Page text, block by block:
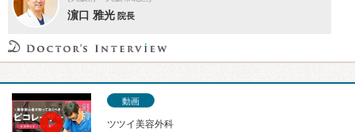
濵口 雅光 院長
動画
ツツイ美容外科